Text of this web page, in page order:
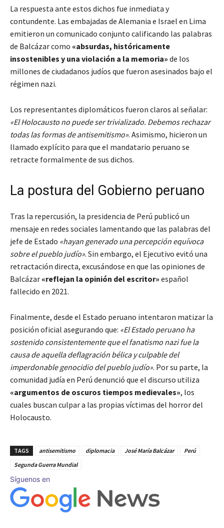
La respuesta ante estos dichos fue inmediata y
contundente. Las embajadas de Alemania e Israel en Lima
emitieron un comunicado conjunto calificando las palabras
de Balcázar como «absurdas, históricamente
insostenibles y una violación a la memoria» de los
millones de ciudadanos judíos que fueron asesinados bajo el
régimen nazi.
Los representantes diplomáticos fueron claros al señalar:
«El Holocausto no puede ser trivializado. Debemos rechazar
todas las formas de antisemitismo». Asimismo, hicieron un
llamado explícito para que el mandatario peruano se
retracte formalmente de sus dichos.
La postura del Gobierno peruano
Tras la repercusión, la presidencia de Perú publicó un
mensaje en redes sociales lamentando que las palabras del
jefe de Estado «hayan generado una percepción equívoca
sobre el pueblo judío». Sin embargo, el Ejecutivo evitó una
retractación directa, excusándose en que las opiniones de
Balcázar «reflejan la opinión del escritor» español
fallecido en 2021.
Finalmente, desde el Estado peruano intentaron matizar la
posición oficial asegurando que: «El Estado peruano ha
sostenido consistentemente que el fanatismo nazi fue la
causa de aquella deflagración bélica y culpable del
imperdonable genocidio del pueblo judío». Por su parte, la
comunidad judía en Perú denunció que el discurso utiliza
«argumentos de oscuros tiempos medievales», los
cuales buscan culpar a las propias víctimas del horror del
Holocausto.
TAGS antisemitismo diplomacia José María Balcázar
Perú
Segunda Guerra Mundial
Síguenos en